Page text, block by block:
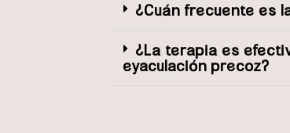
¿Cuán frecuente es
¿La terapia es
eyaculación precoz?